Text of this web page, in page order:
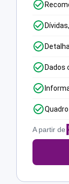
Dados
A partir de